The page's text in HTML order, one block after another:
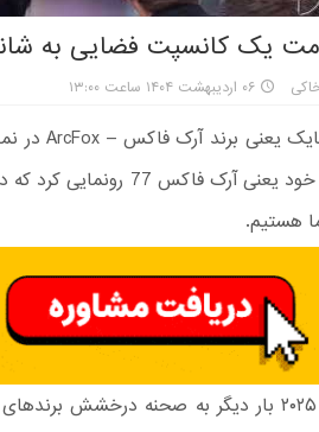
۰۶ اردیبهشت ۱۴۰۴ ساعت ۱۳:۰۰
جدیدترین خودرو کانسپت خود
هستیم.
نمایشگاه خودرو شانگهای ۲۰۲۵ بار دیگر به صحنه